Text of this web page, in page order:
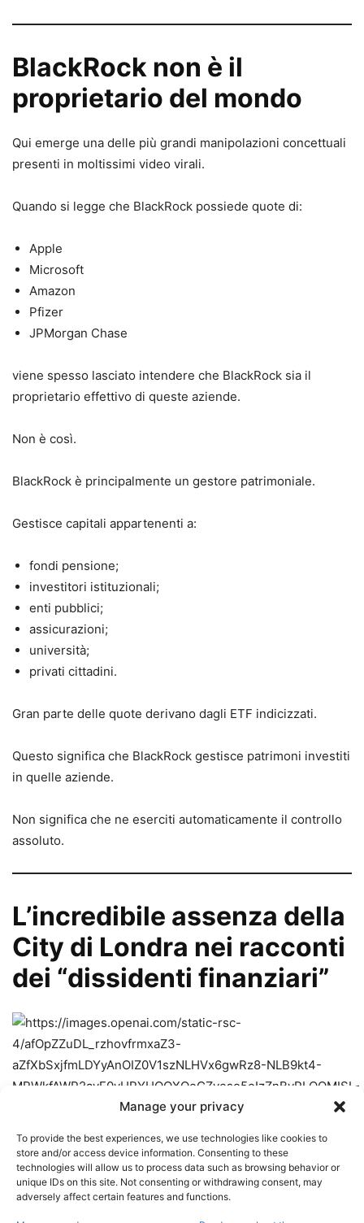
Manage your privacy
To provide the best experiences, we use technologies like cookies to
store and/or access device information. Consenting to these
technologies will allow us to process data such as browsing behavior or
unique IDs on this site. Not consenting or withdrawing consent, may
adversely affect certain features and functions.
BlackRock non è il
proprietario del mondo
Qui emerge una delle più grandi manipolazioni concettuali
presenti in moltissimi video virali.
Quando si legge che BlackRock possiede quote di:
Apple
Microsoft
Amazon
Pfizer
JPMorgan Chase
viene spesso lasciato intendere che BlackRock sia il
proprietario effettivo di queste aziende.
Non è così.
BlackRock è principalmente un gestore patrimoniale.
Gestisce capitali appartenenti a:
fondi pensione;
investitori istituzionali;
enti pubblici;
assicurazioni;
università;
privati cittadini.
Gran parte delle quote derivano dagli ETF indicizzati.
Questo significa che BlackRock gestisce patrimoni investiti
in quelle aziende.
Non significa che ne eserciti automaticamente il controllo
assoluto.
L’incredibile assenza della
City di Londra nei racconti
dei “dissidenti finanziari”